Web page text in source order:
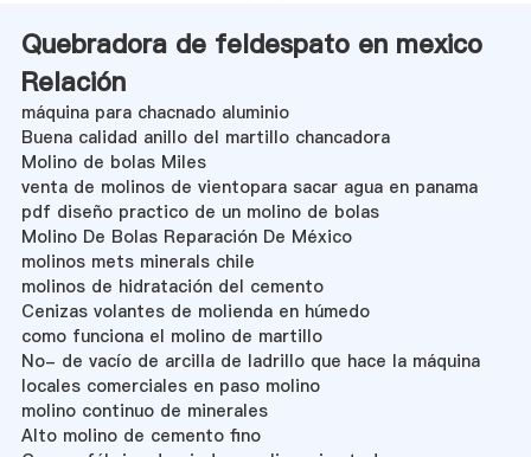
Quebradora de feldespato en mexico
Relación
máquina para chacnado aluminio
Buena calidad anillo del martillo chancadora
Molino de bolas Miles
venta de molinos de vientopara sacar agua en panama
pdf diseño practico de un molino de bolas
Molino De Bolas Reparación De México
molinos mets minerals chile
molinos de hidratación del cemento
Cenizas volantes de molienda en húmedo
como funciona el molino de martillo
No- de vacío de arcilla de ladrillo que hace la máquina
locales comerciales en paso molino
molino continuo de minerales
Alto molino de cemento fino